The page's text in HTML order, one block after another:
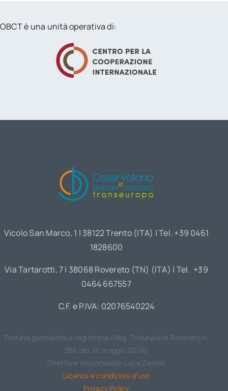
OBCT è una unità operativa di:
Vicolo San Marco, 1 | 38122 Trento (ITA) | Tel. +39 0461
1828600
Via Tartarotti, 7 | 38068 Rovereto (TN) (ITA) | Tel. +39
0464 667557
C.F. e P.IVA: 02076540224
Testata giornalistica registrata (Reg. Tribunale di Rovereto n.
256 del 26 maggio 2004)
Direttore responsabile Luca Zanoni
Licenza e condizioni d’uso
Privacy Policy